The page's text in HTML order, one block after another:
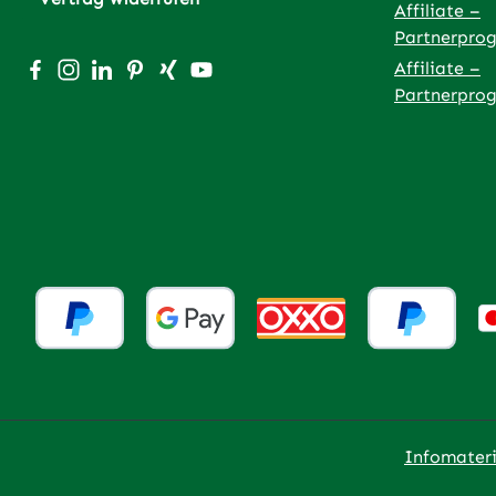
Besuche uns auf Facebook – öffnet in neuem Tab
Schau auf Instagram vorbei – öffnet in neuem Tab
Vernetze dich mit uns auf LinkedIn – öffnet in
Lass dich auf Pinterest inspirieren – öffnet
Vernetze dich mit uns auf Xing – öffnet
Sieh dir unsere Videos auf
Affiliate –
Affiliate –